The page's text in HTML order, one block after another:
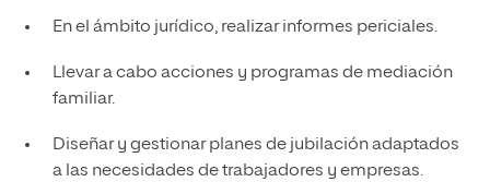
En el ámbito jurídico, realizar informes periciales.
Llevar a cabo acciones y programas de mediación
familiar.
Diseñar y gestionar planes de jubilación adaptados
a las necesidades de trabajadores y empresas.